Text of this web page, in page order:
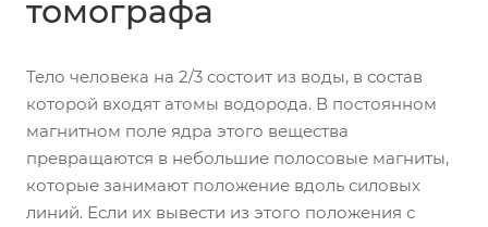
томографа
Тело человека на 2/3 состоит из воды, в состав
которой входят атомы водорода. В постоянном
магнитном поле ядра этого вещества
превращаются в небольшие полосовые магниты,
которые занимают положение вдоль силовых
линий. Если их вывести из этого положения с